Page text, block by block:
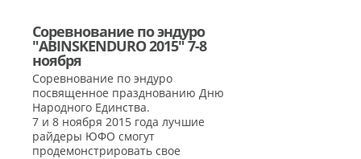
Соревнование по эндуро
"ABINSKENDURO 2015" 7-8
ноября
Соревнование по эндуро
посвященное празднованию Дню
Народного Единства.
7 и 8 ноября 2015 года лучшие
райдеры ЮФО смогут
продемонстрировать свое